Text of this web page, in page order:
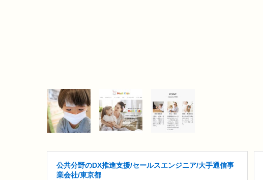
公共分野のDX推進支援/セールスエンジニア/大手通信事
業会社/東京都